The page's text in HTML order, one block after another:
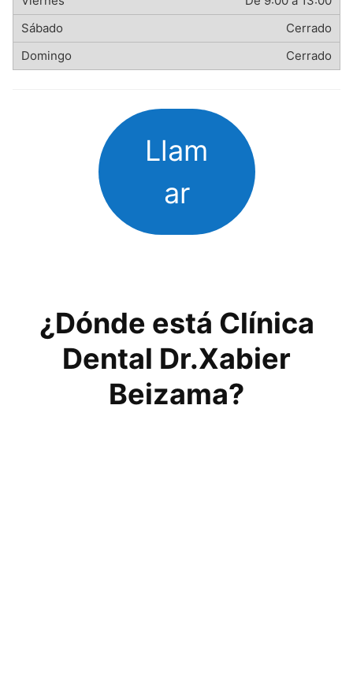
Cerrado
Cerrado
Llam
ar
¿Dónde está Clínica
Dental Dr.Xabier
Beizama?